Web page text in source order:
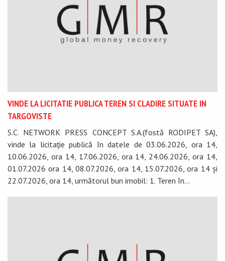
VINDE LA LICITATIE PUBLICA TEREN SI CLADIRE SITUATE IN
TARGOVISTE
S.C. NETWORK PRESS CONCEPT S.A.(fostă RODIPET SA),
vinde la licitație publică în datele de 03.06.2026, ora 14,
10.06.2026, ora 14, 17.06.2026, ora 14, 24.06.2026, ora 14,
01.07.2026 ora 14, 08.07.2026, ora 14, 15.07.2026, ora 14 și
22.07.2026, ora 14, următorul bun imobil: 1. Teren în...